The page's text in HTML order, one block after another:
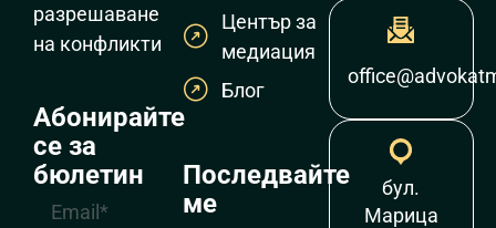
разрешаване
на конфликти
Абонирайте
се за
бюлетин
Център за
медиация
Блог
Последвайте
ме
бул.
Марица